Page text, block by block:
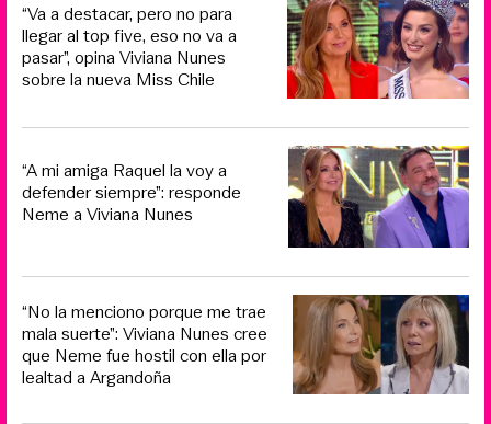
“Va a destacar, pero no para
llegar al top five, eso no va a
pasar”, opina Viviana Nunes
sobre la nueva Miss Chile
“A mi amiga Raquel la voy a
defender siempre”: responde
Neme a Viviana Nunes
“No la menciono porque me trae
mala suerte”: Viviana Nunes cree
que Neme fue hostil con ella por
lealtad a Argandoña